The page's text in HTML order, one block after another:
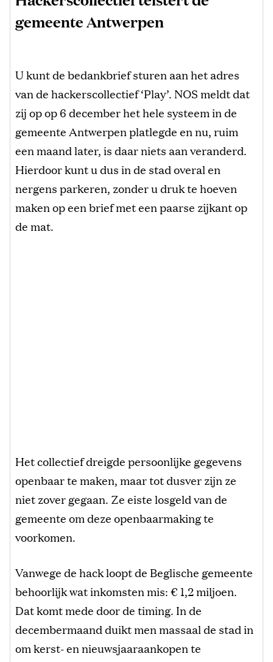
gemeente Antwerpen
U kunt de bedankbrief sturen aan het adres
van de hackerscollectief ‘Play’. NOS meldt dat
zij op op 6 december het hele systeem in de
gemeente Antwerpen platlegde en nu, ruim
een maand later, is daar niets aan veranderd.
Hierdoor kunt u dus in de stad overal en
nergens parkeren, zonder u druk te hoeven
maken op een brief met een paarse zijkant op
de mat.
Het collectief dreigde persoonlijke gegevens
openbaar te maken, maar tot dusver zijn ze
niet zover gegaan. Ze eiste losgeld van de
gemeente om deze openbaarmaking te
voorkomen.
Vanwege de hack loopt de Beglische gemeente
behoorlijk wat inkomsten mis: € 1,2 miljoen.
Dat komt mede door de timing. In de
decembermaand duikt men massaal de stad in
om kerst- en nieuwsjaaraankopen te